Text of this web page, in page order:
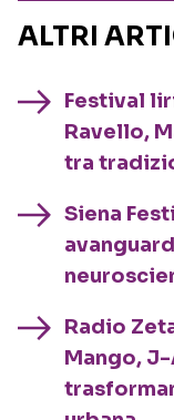
ALTRI
Festival
Ravello,
tra
Siena
Radio
Mango,